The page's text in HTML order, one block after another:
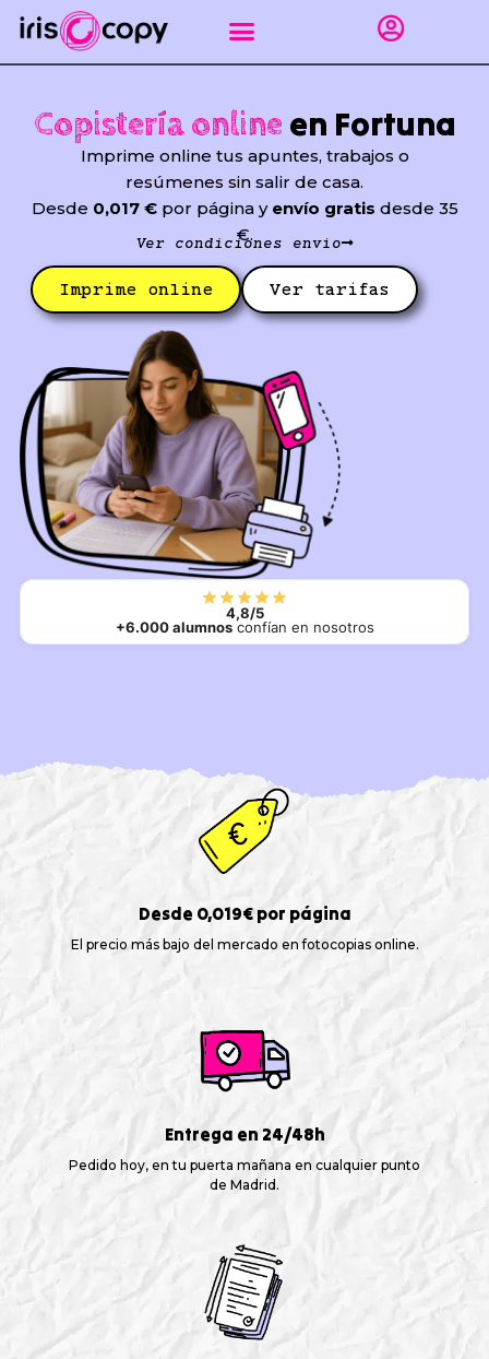
contenido
Copistería online en Fortuna
Imprime online tus apuntes, trabajos o
resúmenes sin salir de casa.
Desde 0,017 €por página y envío gratis desde 35
€.
Ver condiciones envío
Imprime online Ver tarifas
4,8/5
+6.000 alumnosconfían en nosotros
Desde 0,019€ por página
El precio más bajo del mercado en fotocopias online.
Entrega en 24/48h
Pedido hoy, en tu puerta mañana en cualquier punto
de Madrid.